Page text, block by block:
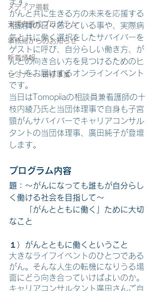
メディア掲載
支援者養成プログラム
事務局からのお知らせ
新着情報
セミナー・研修事業
がんと共に生きる方の未来を応援する
相談員の日々感じている事や、実際病
気と共に働く選択をしたサバイバーを
ゲストに呼び、自分らしい働き方、が
んとの向き合い方を見つけるためのヒ
ントをお届けするオンラインイベント
です。
当日はTomopiiaの相談員兼看護師の十
枝内綾乃氏と当団体理事で自身も子宮
頸がんサバイバーでキャリアコンサル
タントの当団体理事、廣田純子が登壇
します。
プログラム内容
題：〜がんになっても誰もが自分らし
く働ける社会を目指して〜
「がんとともに働く」ために大切
なこと
１）がんとともに働くということ
大きなライフイベントのひとつである
がん。そんな人生の転機になりうる場
面にどう向き合っていけばよいのか。
キャリアコンサルタント廣田さんご自